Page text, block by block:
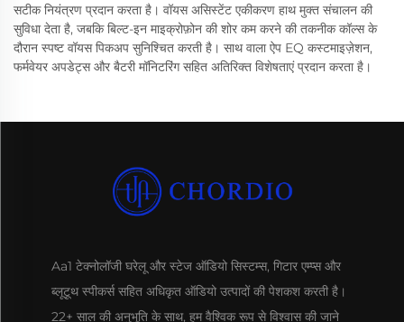
सटीक नियंत्रण प्रदान करता है। वॉयस असिस्टेंट एकीकरण हाथ मुक्त संचालन की
सुविधा देता है, जबकि बिल्ट-इन माइक्रोफ़ोन की शोर कम करने की तकनीक कॉल्स के
दौरान स्पष्ट वॉयस पिकअप सुनिश्चित करती है। साथ वाला ऐप EQ कस्टमाइज़ेशन,
फर्मवेयर अपडेट्स और बैटरी मॉनिटरिंग सहित अतिरिक्त विशेषताएं प्रदान करता है।
Aa1 टेक्नोलॉजी घरेलू और स्टेज ऑडियो सिस्टम्स, गिटार एम्प्स और
ब्लूटूथ स्पीकर्स सहित अधिकृत ऑडियो उत्पादों की पेशकश करती है।
22+ साल की अनुभूति के साथ, हम वैश्विक रूप से विश्वास की जाने